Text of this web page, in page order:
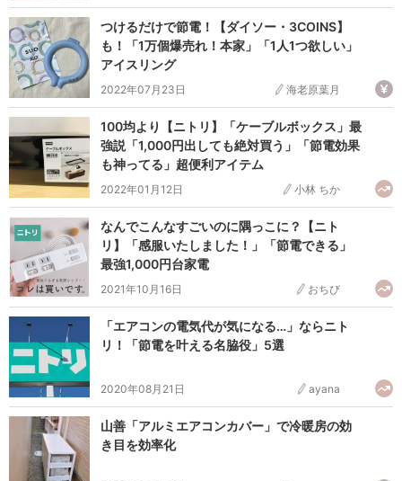
つけるだけで節電！【ダイソー・3COINS】
も！「1万個爆売れ！本家」「1人1つ欲しい」
アイスリング
2022年07月23日 海老原葉月
100均より【ニトリ】「ケーブルボックス」最
強説「1,000円出しても絶対買う」「節電効果
も神ってる」超便利アイテム
2022年01月12日 小林 ちか
なんでこんなすごいのに隅っこに？【ニト
リ】「感服いたしました！」「節電できる」
最強1,000円台家電
2021年10月16日 おちび
「エアコンの電気代が気になる…」ならニト
リ！「節電を叶える名脇役」5選
2020年08月21日 ayana
山善「アルミエアコンカバー」で冷暖房の効
き目を効率化